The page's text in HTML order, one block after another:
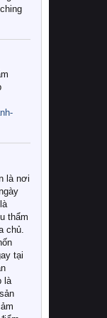
là nơi
thẩm
chủ.
tại
là